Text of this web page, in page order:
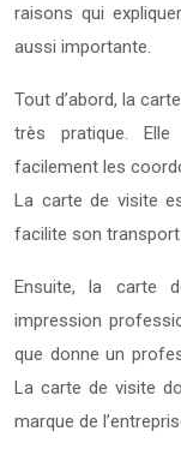
raisons qui
aussi importante.
Tout d’abord, la
très pratique.
facilement les
La carte de visite
facilite son
Ensuite, la carte
impression
que donne un
La carte de visite
marque de